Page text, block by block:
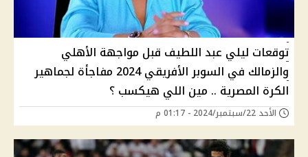
توقعات ليلي عبد اللطيف قبل مواجهة الأهلي
والزمالك في السوبر الأفريقي 2024 مفاجأة لجماهير
الكرة المصرية .. مين اللي هيكسب ؟
الأحد 22/سبتمبر/2024 - 01:17 م